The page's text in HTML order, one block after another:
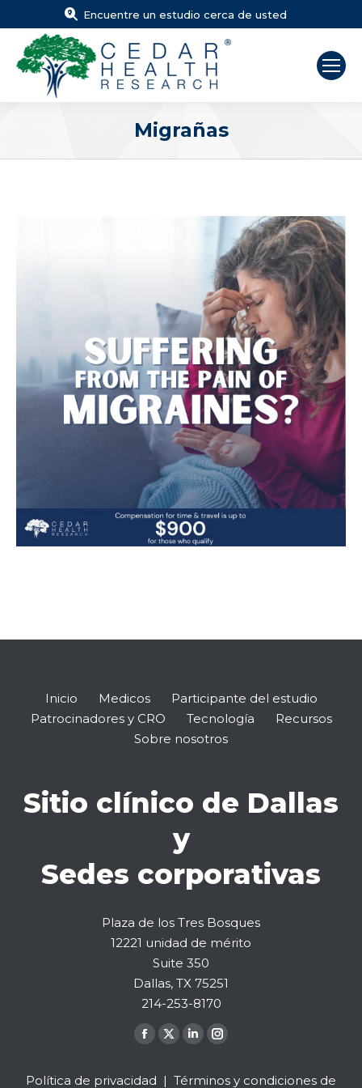
Encuentre un estudio cerca de usted
Migrañas
Estás aquí:
Inicio Medicos
Participante del estudio
Patrocinadores y CRO
Tecnología
Recursos
Sobre nosotros
Sitio clínico de Dallas
y
Sedes corporativas
Plaza de los Tres Bosques
12221 unidad de mérito
Suite 350
Dallas, TX 75251
214-253-8170
La
de
La
de
La
de
La
de
Política de privacidad | Términos y condiciones de